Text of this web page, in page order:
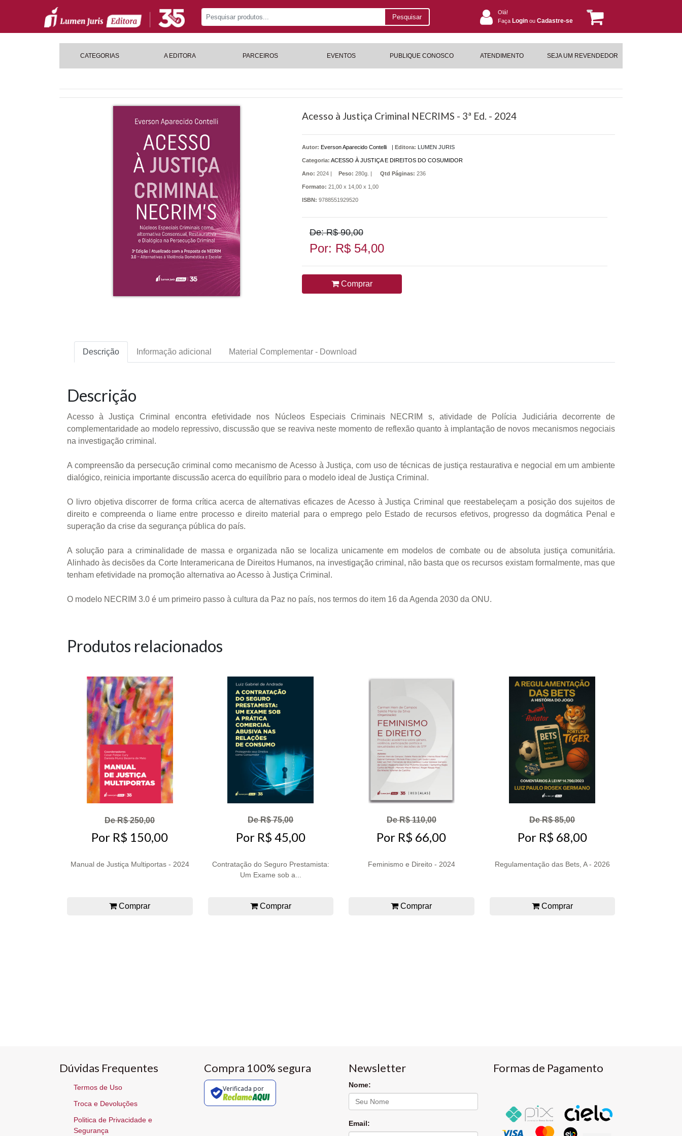
Pesquisar
Olá!
Faça Login ou Cadastre-se
CATEGORIAS A EDITORA PARCEIROS EVENTOS PUBLIQUE CONOSCO ATENDIMENTO SEJA UM REVENDEDOR
Acesso à Justiça Criminal NECRIMS - 3ª Ed. - 2024
Autor: Everson Aparecido Contelli | Editora: LUMEN JURIS
Categoria: ACESSO À JUSTIÇA E DIREITOS DO COSUMIDOR
Ano: 2024 | Peso: 280g. | Qtd Páginas: 236
Formato: 21,00 x 14,00 x 1,00
ISBN: 9788551929520
De: R$ 90,00
Por: R$ 54,00
Comprar
Descrição Informação adicional Material Complementar - Download
Descrição
Acesso à Justiça Criminal encontra efetividade nos Núcleos Especiais Criminais NECRIM s, atividade de Polícia Judiciária decorrente de
complementaridade ao modelo repressivo, discussão que se reaviva neste momento de reflexão quanto à implantação de novos mecanismos negociais
na investigação criminal.
A compreensão da persecução criminal como mecanismo de Acesso à Justiça, com uso de técnicas de justiça restaurativa e negocial em um ambiente
dialógico, reinicia importante discussão acerca do equilíbrio para o modelo ideal de Justiça Criminal.
O livro objetiva discorrer de forma crítica acerca de alternativas eficazes de Acesso à Justiça Criminal que reestabeleçam a posição dos sujeitos de
direito e compreenda o liame entre processo e direito material para o emprego pelo Estado de recursos efetivos, progresso da dogmática Penal e
superação da crise da segurança pública do país.
A solução para a criminalidade de massa e organizada não se localiza unicamente em modelos de combate ou de absoluta justiça comunitária.
Alinhado às decisões da Corte Interamericana de Direitos Humanos, na investigação criminal, não basta que os recursos existam formalmente, mas que
tenham efetividade na promoção alternativa ao Acesso à Justiça Criminal.
O modelo NECRIM 3.0 é um primeiro passo à cultura da Paz no país, nos termos do item 16 da Agenda 2030 da ONU.
Produtos relacionados
De R$ 250,00
Por R$ 150,00
Manual de Justiça Multiportas - 2024
Comprar
De R$ 75,00
Por R$ 45,00
Contratação do Seguro Prestamista:
Um Exame sob a...
Comprar
De R$ 110,00
Por R$ 66,00
Feminismo e Direito - 2024
Comprar
De R$ 85,00
Por R$ 68,00
Regulamentação das Bets, A - 2026
Comprar
Dúvidas Frequentes
Termos de Uso
Troca e Devoluções
Politica de Privacidade e
Segurança
Compra 100% segura
Verificada por
Newsletter
Nome:
Email:
Formas de Pagamento